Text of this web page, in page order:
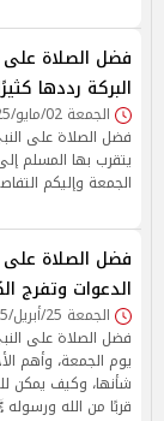
فضل الصلاة على
البركة رددها
الجمعة 02/مايو/2025 - 03:57 م
فضل الصلاة على
يتقرب بها المسلم
الجمعة وإليكم
فضل الصلاة على
الدعوات وتفرج
الجمعة 25/أبريل/2025 - 02:03 م
فضل الصلاة على
يوم الجمعة، وأهم
شأنها، وكيف يمكن
قربًا من الله